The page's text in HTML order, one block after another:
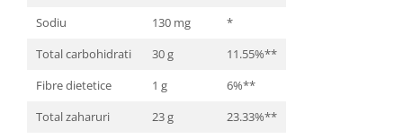
Sodiu
130 mg
*
Total carbohidrati
30 g
11.55%**
Fibre dietetice
1 g
6%**
Total zaharuri
23 g
23.33%**